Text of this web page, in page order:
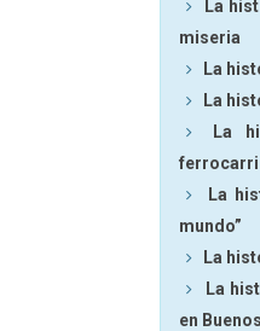
La
miseria
La
La
La
La
mundo”
La
La
en